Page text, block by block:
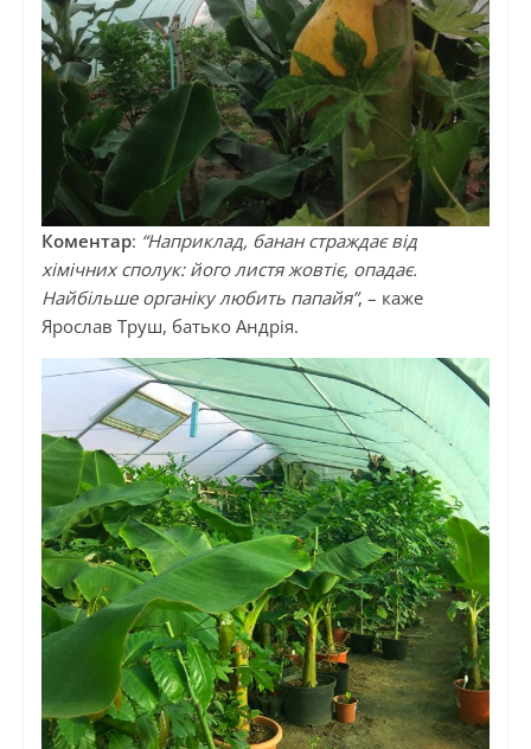
Коментар: “Наприклад, банан страждає від
хімічних сполук: його листя жовтіє, опадає.
Найбільше органіку любить папайя”, – каже
Ярослав Труш, батько Андрія.